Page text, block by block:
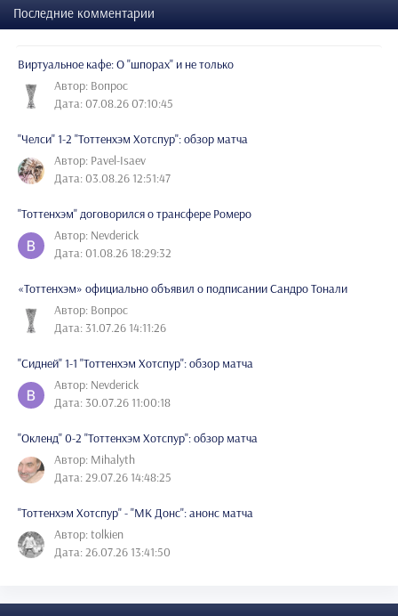
Последние комментарии
Виртуальное кафе: О "шпорах" и не только
Автор: Вопрос
Дата: 07.08.26 07:10:45
"Челси" 1-2 "Тоттенхэм Хотспур": обзор матча
Автор: Pavel-Isaev
Дата: 03.08.26 12:51:47
"Тоттенхэм" договорился о трансфере Ромеро
Автор: Nevderick
Дата: 01.08.26 18:29:32
«Тоттенхэм» официально объявил о подписании Сандро Тонали
Автор: Вопрос
Дата: 31.07.26 14:11:26
"Сидней" 1-1 "Тоттенхэм Хотспур": обзор матча
Автор: Nevderick
Дата: 30.07.26 11:00:18
"Окленд" 0-2 "Тоттенхэм Хотспур": обзор матча
Автор: Mihalyth
Дата: 29.07.26 14:48:25
"Тоттенхэм Хотспур" - "МК Донс": анонс матча
Автор: tolkien
Дата: 26.07.26 13:41:50